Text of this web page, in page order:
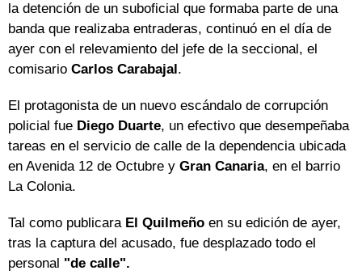
la detención de un suboficial que formaba parte de una
banda que realizaba entraderas, continuó en el día de
ayer con el relevamiento del jefe de la seccional, el
comisario Carlos Carabajal.
El protagonista de un nuevo escándalo de corrupción
policial fue Diego Duarte, un efectivo que desempeñaba
tareas en el servicio de calle de la dependencia ubicada
en Avenida 12 de Octubre y Gran Canaria, en el barrio
La Colonia.
Tal como publicara El Quilmeño en su edición de ayer,
tras la captura del acusado, fue desplazado todo el
personal "de calle".